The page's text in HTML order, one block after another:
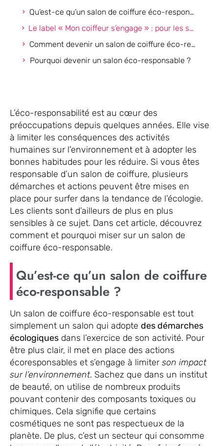
Qu’est-ce qu’un salon de coiffure éco-responsable ?
Le label « Mon coiffeur s’engage » : pour les salons de coiffure éco-responsables
Comment devenir un salon de coiffure éco-responsable ?
Pourquoi devenir un salon éco-responsable ?
L’éco-responsabilité est au cœur des
préoccupations depuis quelques années. Elle vise
à limiter les conséquences des activités
humaines sur l’environnement et à adopter les
bonnes habitudes pour les réduire. Si vous êtes
responsable d’un salon de coiffure, plusieurs
démarches et actions peuvent être mises en
place pour surfer dans la tendance de l’écologie.
Les clients sont d’ailleurs de plus en plus
sensibles à ce sujet. Dans cet article, découvrez
comment et pourquoi miser sur un salon de
coiffure éco-responsable.
Qu’est-ce qu’un salon de coiffure
éco-responsable ?
Un salon de coiffure éco-responsable est tout
simplement un salon qui adopte des démarches
écologiques dans l’exercice de son activité. Pour
être plus clair, il met en place des actions
écoresponsables et s’engage à limiter son impact
sur l’environnement. Sachez que dans un institut
de beauté, on utilise de nombreux produits
pouvant contenir des composants toxiques ou
chimiques. Cela signifie que certains
cosmétiques ne sont pas respectueux de la
planète. De plus, c’est un secteur qui consomme